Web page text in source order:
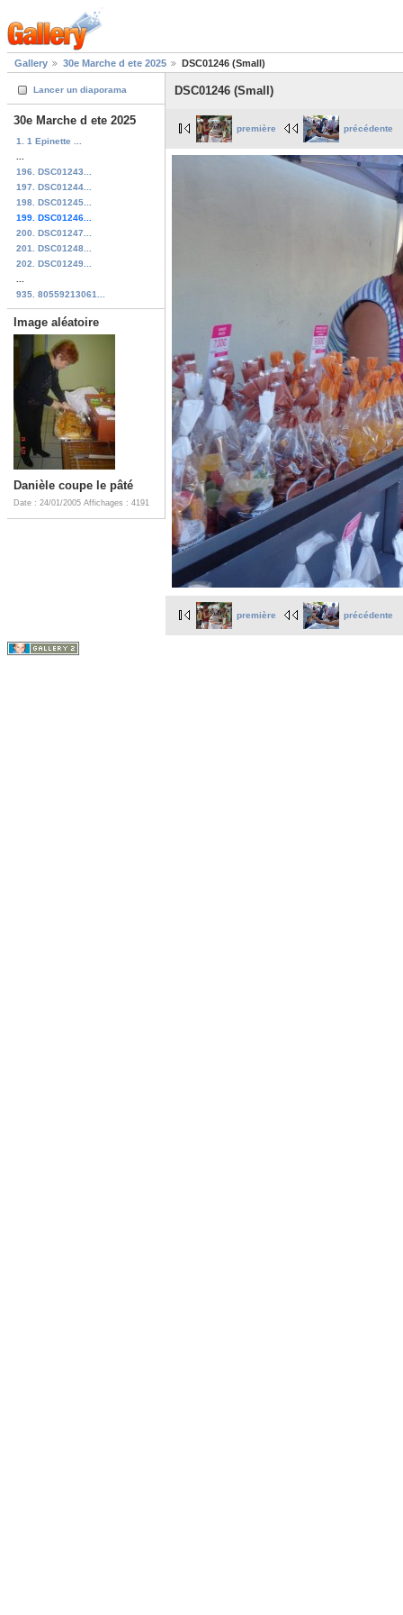
Gallery 30e Marche d ete 2025 DSC01246 (Small)
Lancer un diaporama
30e Marche d ete 2025
1. 1 Epinette ...
196. DSC01243...
197. DSC01244...
198. DSC01245...
199. DSC01246...
200. DSC01247...
201. DSC01248...
202. DSC01249...
935. 80559213061...
Image aléatoire
Danièle coupe le pâté
Date : 24/01/2005 Affichages : 4191
DSC01246 (Small)
première précédente
première précédente